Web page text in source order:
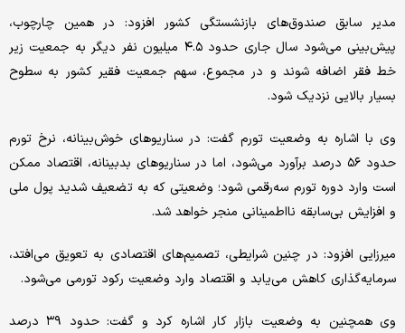
مدیر سابق صندوق‌های بازنشستگی کشور افزود: در همین چارچوب،
پیش‌بینی می‌شود سال جاری حدود ۴.۵ میلیون نفر دیگر به جمعیت زیر
خط فقر اضافه شوند و در مجموع، سهم جمعیت فقیر کشور به سطوح
بسیار بالایی نزدیک شود.
وی با اشاره به وضعیت تورم گفت: در سناریوهای خوش‌بینانه، نرخ تورم
حدود ۵۶ درصد برآورد می‌شود، اما در سناریوهای بدبینانه، اقتصاد ممکن
است وارد دوره تورم سه‌رقمی شود؛ وضعیتی که به تضعیف شدید پول ملی
و افزایش بی‌سابقه نااطمینانی منجر خواهد شد.
میرزایی افزود: در چنین شرایطی، تصمیم‌های اقتصادی به تعویق می‌افتد،
سرمایه‌گذاری کاهش می‌یابد و اقتصاد وارد وضعیت رکود تورمی می‌شود.
وی همچنین به وضعیت بازار کار اشاره کرد و گفت: حدود ۳۹ درصد